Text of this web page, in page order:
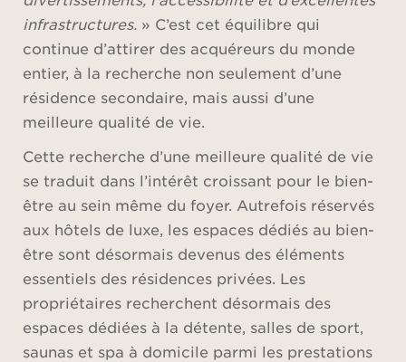
infrastructures. » C’est cet équilibre qui
continue d’attirer des acquéreurs du monde
entier, à la recherche non seulement d’une
résidence secondaire, mais aussi d’une
meilleure qualité de vie.
Cette recherche d’une meilleure qualité de vie
se traduit dans l’intérêt croissant pour le bien-
être au sein même du foyer. Autrefois réservés
aux hôtels de luxe, les espaces dédiés au bien-
être sont désormais devenus des éléments
essentiels des résidences privées. Les
propriétaires recherchent désormais des
espaces dédiées à la détente, salles de sport,
saunas et spa à domicile parmi les prestations